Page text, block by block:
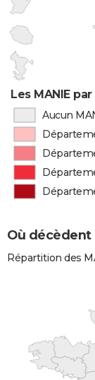
Les MANIE
Aucun
Où décèdent
Répartition des